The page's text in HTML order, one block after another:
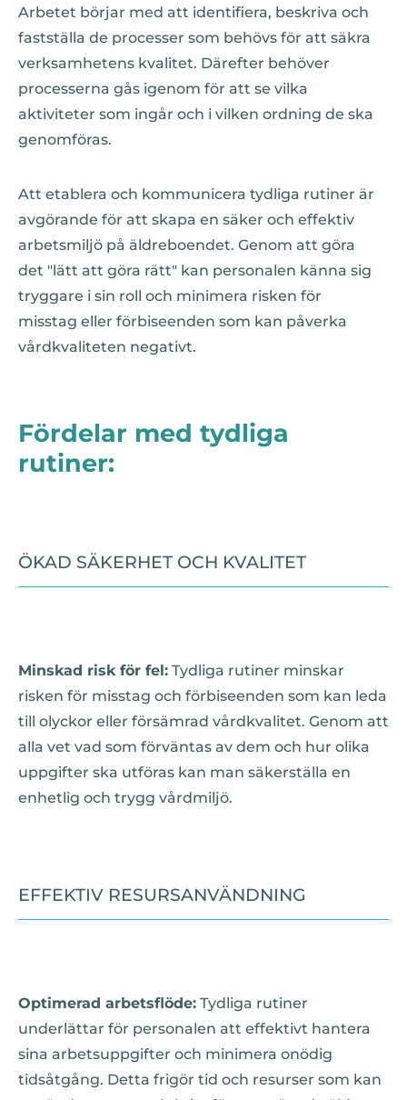
Arbetet börjar med att identifiera, beskriva och
fastställa de processer som behövs för att säkra
verksamhetens kvalitet. Därefter behöver
processerna gås igenom för att se vilka
aktiviteter som ingår och i vilken ordning de ska
genomföras.
Att etablera och kommunicera tydliga rutiner är
avgörande för att skapa en säker och effektiv
arbetsmiljö på äldreboendet. Genom att göra
det "lätt att göra rätt" kan personalen känna sig
tryggare i sin roll och minimera risken för
misstag eller förbiseenden som kan påverka
vårdkvaliteten negativt.
Fördelar med tydliga
rutiner:
ÖKAD SÄKERHET OCH KVALITET
Minskad risk för fel: Tydliga rutiner minskar
risken för misstag och förbiseenden som kan leda
till olyckor eller försämrad vårdkvalitet. Genom att
alla vet vad som förväntas av dem och hur olika
uppgifter ska utföras kan man säkerställa en
enhetlig och trygg vårdmiljö.
EFFEKTIV RESURSANVÄNDNING
Optimerad arbetsflöde: Tydliga rutiner
underlättar för personalen att effektivt hantera
sina arbetsuppgifter och minimera onödig
tidsåtgång. Detta frigör tid och resurser som kan